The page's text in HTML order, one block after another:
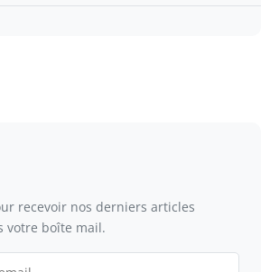
recevoir nos derniers articles
votre boîte mail.